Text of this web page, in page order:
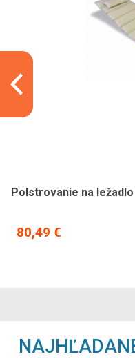
Polstrovanie na
80,49 €